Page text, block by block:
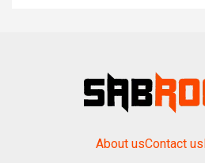
About usContact us